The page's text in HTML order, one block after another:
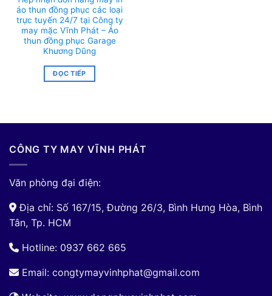
áo thun đồng phục các loại
trực tuyến 24/7 tại Công ty
may mặc Vĩnh Phát – Áo
thun đồng phục Garage
Khương Dũng
ĐỌC TIẾP
CÔNG TY MAY VĨNH PHÁT
Văn phòng đại điện:
Địa chỉ: Số 167/15, Đường 26/3, Bình Hưng Hòa, Bình
Tân, Tp. HCM
Hotline: 0937 662 665
Email: congtymayvinhphat@gmail.com